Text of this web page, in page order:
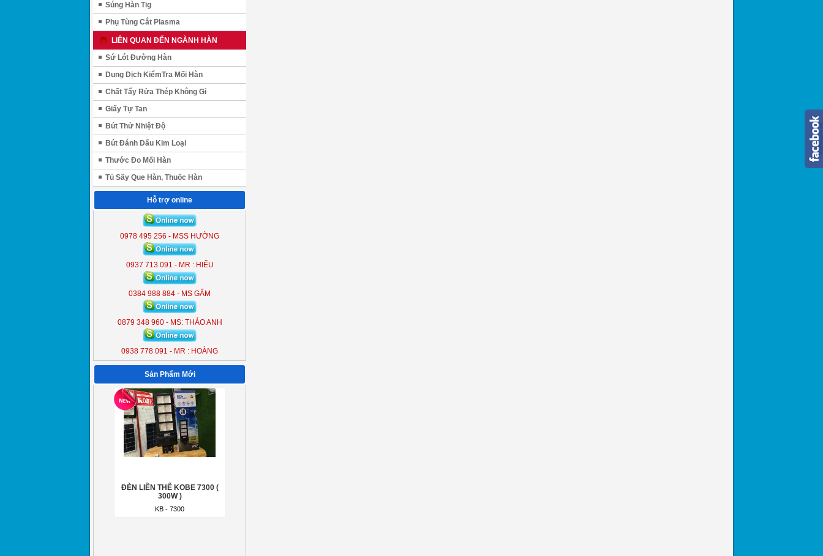
Súng Hàn Tig
Phụ Tùng Cắt Plasma
LIÊN QUAN ĐẾN NGÀNH HÀN
Sứ Lót Đường Hàn
Dung Dịch KiểmTra Mối Hàn
Chất Tẩy Rửa Thép Không Gỉ
Giấy Tự Tan
Bút Thử Nhiệt Độ
Bút Đánh Dấu Kim Loại
Thước Đo Mối Hàn
Tủ Sấy Que Hàn, Thuốc Hàn
Hỗ trợ online
0978 495 256 - MSS HƯỜNG
0937 713 091 - MR : HIẾU
0384 988 884 - MS GẤM
0879 348 960 - MS: THẢO ANH
0938 778 091 - MR : HOÀNG
Sản Phẩm Mới
ĐÈN LIỀN THỂ KOBE 7300 (
KB - 7300
ĐÈN LIỀN THỂ KOBE 7300 (
300W )
KB - 7300
ĐÈN LIỀN THỂ KOBE 7300 (
300W )
KB - 7300